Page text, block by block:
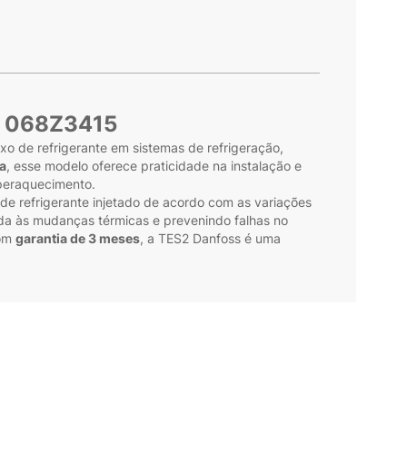
068Z3415
de refrigerante em sistemas de refrigeração,
, esse modelo oferece praticidade na instalação e
refrigerante injetado de acordo com as variações
às mudanças térmicas e prevenindo falhas no
garantia de 3 meses, a TES2 Danfoss é uma